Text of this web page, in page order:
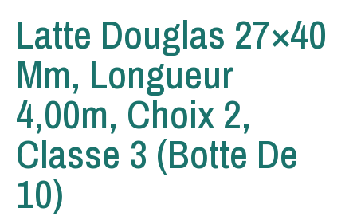
Latte Douglas 27×40
Mm, Longueur
4,00m, Choix 2,
Classe 3 (botte De
10)